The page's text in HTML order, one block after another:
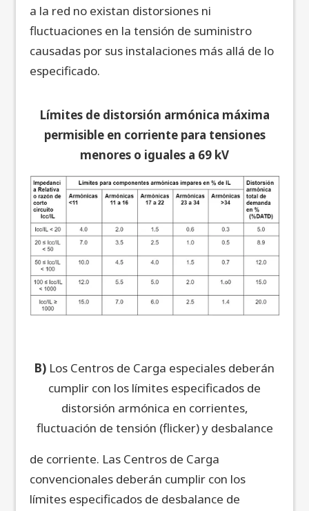
a la red no existan distorsiones ni
fluctuaciones en la tensión de suministro
causadas por sus instalaciones más allá de lo
especificado.
Límites de distorsión armónica máxima
permisible en corriente para tensiones
menores o iguales a 69 kV
B) Los Centros de Carga especiales deberán
cumplir con los límites especificados de
distorsión armónica en corrientes,
fluctuación de tensión (flicker) y desbalance
de corriente. Las Centros de Carga
convencionales deberán cumplir con los
límites especificados de desbalance de